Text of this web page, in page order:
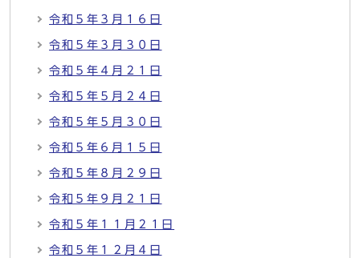
令和５年３月１６日
令和５年３月３０日
令和５年４月２１日
令和５年５月２４日
令和５年５月３０日
令和５年６月１５日
令和５年８月２９日
令和５年９月２１日
令和５年１１月２１日
令和５年１２月４日